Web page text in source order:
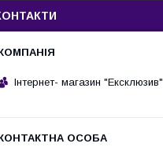
Інтернет- магазин "Ексклюзив"